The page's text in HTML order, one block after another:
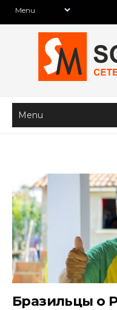
Бразильцы о